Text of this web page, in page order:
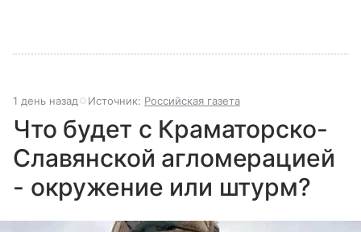
1 день назад Источник: Российская газета
Что будет с Краматорско-
Славянской агломерацией
- окружение или штурм?